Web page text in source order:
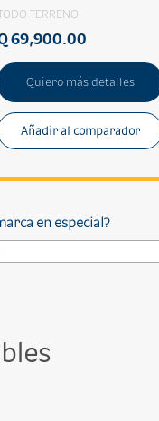
TERRENO
69,900.00
Quiero más detalles
Añadir al comparador
en especial?